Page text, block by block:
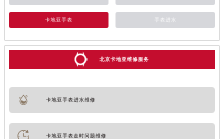
卡地亚手表 手表进水
北京卡地亚维修服务
卡地亚手表进水维修
卡地亚手表走时问题维修